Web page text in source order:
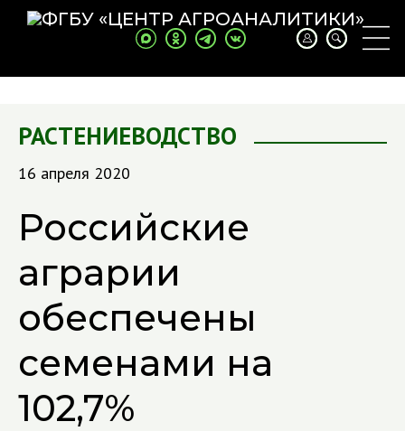
РАСТЕНИЕВОДСТВО
16 апреля 2020
Российские
аграрии
обеспечены
семенами на
102,7%